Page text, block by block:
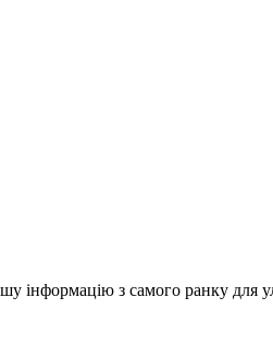
інформацію з самого ранку для